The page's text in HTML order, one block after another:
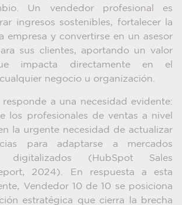
Un vendedor profesional es
ingresos sostenibles, fortalecer la
empresa y convertirse en un asesor
sus clientes, aportando un valor
impacta directamente en el
negocio u organización.
responde a una necesidad evidente:
los profesionales de ventas a nivel
la urgente necesidad de actualizar
para adaptarse a mercados
(HubSpot Sales
2024). En respuesta a esta
Vendedor 10 de 10 se posiciona
estratégica que cierra la brecha